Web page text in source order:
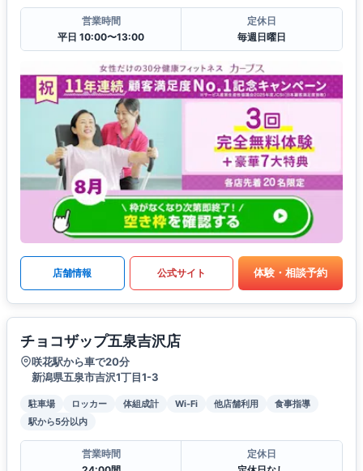
営業時間
平日 10:00〜13:00
定休日
毎週日曜日
店舗情報 公式サイト 体験・相談予約
チョコザップ五泉吉沢店
咲花駅から車で20分
新潟県五泉市吉沢1丁目1-3
駐車場 ロッカー 体組成計 Wi-Fi 他店舗利用
食事指導
駅から5分以内
営業時間
定休日